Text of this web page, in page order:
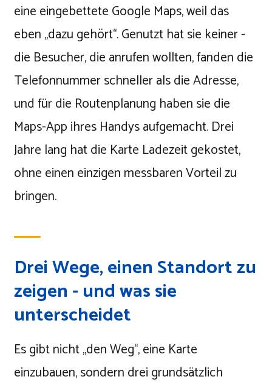
eine eingebettete Google Maps, weil das
eben „dazu gehört“. Genutzt hat sie keiner -
die Besucher, die anrufen wollten, fanden die
Telefonnummer schneller als die Adresse,
und für die Routenplanung haben sie die
Maps-App ihres Handys aufgemacht. Drei
Jahre lang hat die Karte Ladezeit gekostet,
ohne einen einzigen messbaren Vorteil zu
bringen.
Drei Wege, einen Standort zu
zeigen - und was sie
unterscheidet
Es gibt nicht „den Weg“, eine Karte
einzubauen, sondern drei grundsätzlich